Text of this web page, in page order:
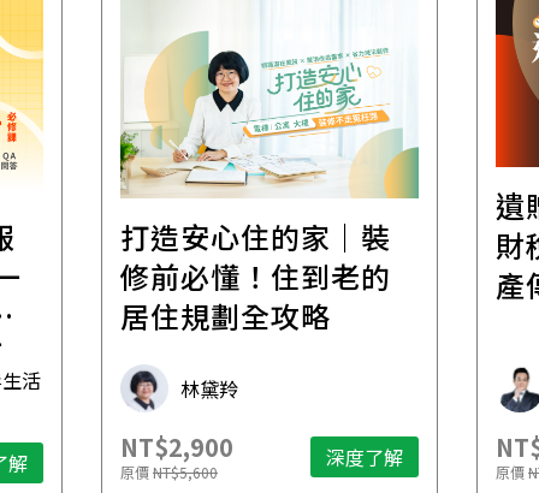
活
解
打造安心住的家｜裝
修前必懂！住到老的
居住規劃全攻略
林黛羚
NT$2,900
原價NT$5,600 深度了解
遺
財
產
原價